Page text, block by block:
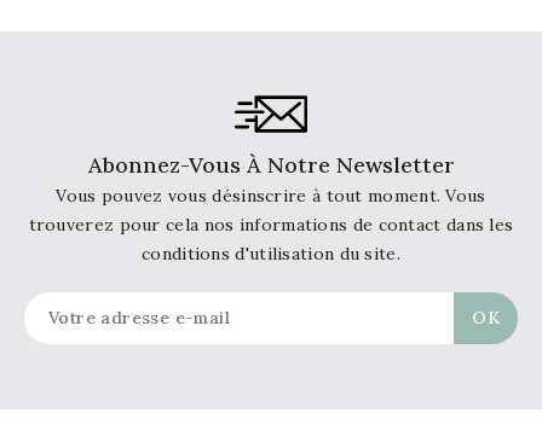
Abonnez-Vous À Notre Newsletter
Vous pouvez vous désinscrire à tout moment. Vous
trouverez pour cela nos informations de contact dans les
conditions d'utilisation du site.